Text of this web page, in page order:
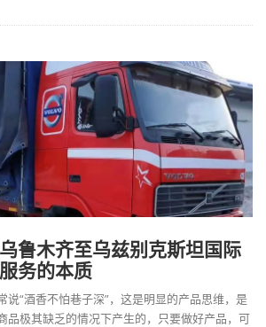
鲁木齐至乌兹别克斯坦国际
务的本质
说“酒香不怕巷子深”，这是明显的产品思维，是
品极其缺乏的情况下产生的，只要做好产品，可